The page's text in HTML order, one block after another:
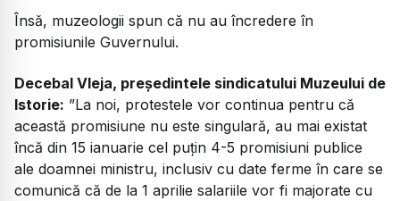
Însă, muzeologii spun că nu au încredere în
promisiunile Guvernului.
Decebal Vleja, președintele sindicatului Muzeului de
Istorie: ”La noi, protestele vor continua pentru că
această promisiune nu este singulară, au mai existat
încă din 15 ianuarie cel puțin 4-5 promisiuni publice
ale doamnei ministru, inclusiv cu date ferme în care se
comunică că de la 1 aprilie salariile vor fi majorate cu